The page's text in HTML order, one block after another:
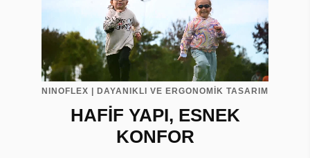
NINOFLEX | DAYANIKLI VE ERGONOMİK TASARIM
HAFİF YAPI, ESNEK
KONFOR